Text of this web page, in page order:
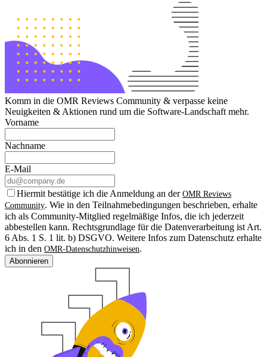
Komm in die OMR Reviews Community & verpasse keine
Neuigkeiten & Aktionen rund um die Software-Landschaft mehr.
Vorname
Nachname
E-Mail
Hiermit bestätige ich die Anmeldung an der OMR Reviews
Community. Wie in den Teilnahmebedingungen beschrieben, erhalte
ich als Community-Mitglied regelmäßige Infos, die ich jederzeit
abbestellen kann. Rechtsgrundlage für die Datenverarbeitung ist Art.
6 Abs. 1 S. 1 lit. b) DSGVO. Weitere Infos zum Datenschutz erhalte
ich in den OMR-Datenschutzhinweisen.
Abonnieren